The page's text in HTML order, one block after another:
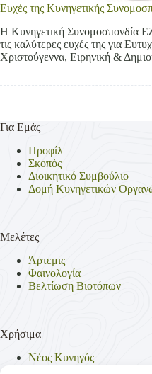
Ευχές της Κυνηγετικής
Η Κυνηγετική Συνομοσπονδία
τις καλύτερες ευχές της για
Χριστούγεννα, Ειρηνική &
Για Εμάς
Προφίλ
Σκοπός
Διοικητικό Συμβούλιο
Δομή Κυνηγετικών
Μελέτες
Άρτεμις
Φαινολογία
Βελτίωση Βιοτόπων
Χρήσιμα
Νέος Κυνηγός